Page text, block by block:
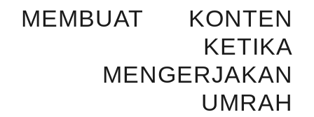
MEMBUAT KONTEN
KETIKA
MENGERJAKAN
UMRAH